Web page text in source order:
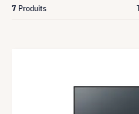
7 Produits